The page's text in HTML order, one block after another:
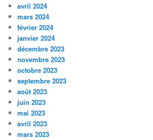
avril 2024
mars 2024
février 2024
janvier 2024
décembre 2023
novembre 2023
octobre 2023
septembre 2023
août 2023
juin 2023
mai 2023
avril 2023
mars 2023